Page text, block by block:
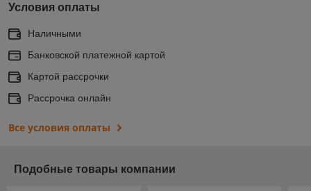
Условия оплаты
Наличными
Банковской платежной картой
Картой рассрочки
Рассрочка онлайн
Все условия оплаты
Подобные товары компании